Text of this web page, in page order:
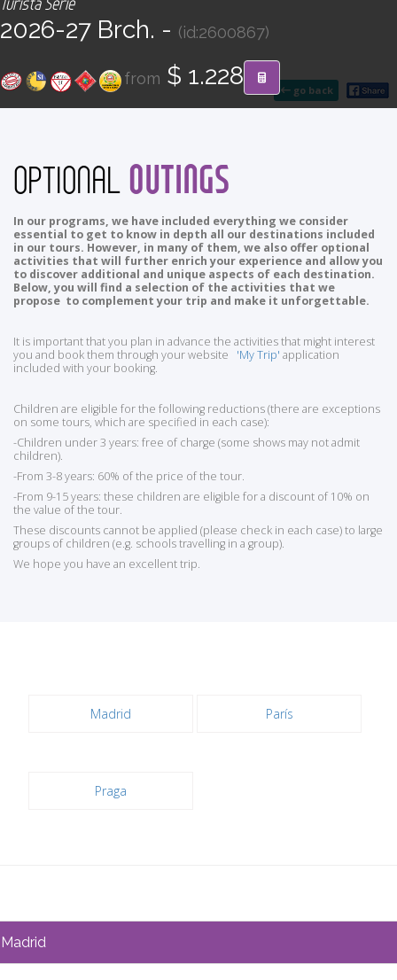
Find your Tour
go back
2026-27 Brch. - (id:2600867)
from $ 1.228
OPTIONALOUTINGS
In our programs, we have included everything we consider
essential to get to know in depth all our destinations included
in our tours. However, in many of them, we also offer optional
activities that will further enrich your experience and allow you
to discover additional and unique aspects of each destination.
Below, you will find a selection of the activities that we
propose to complement your trip and make it unforgettable.
It is important that you plan in advance the activities that might interest
you and book them through your website 'My Trip' application
included with your booking.
Children are eligible for the following reductions (there are exceptions
on some tours, which are specified in each case):
-Children under 3 years: free of charge (some shows may not admit
children).
-From 3-8 years: 60% of the price of the tour.
-From 9-15 years: these children are eligible for a discount of 10% on
the value of the tour.
These discounts cannot be applied (please check in each case) to large
groups of children (e.g. schools travelling in a group).
We hope you have an excellent trip.
Madrid París
Praga
Madrid